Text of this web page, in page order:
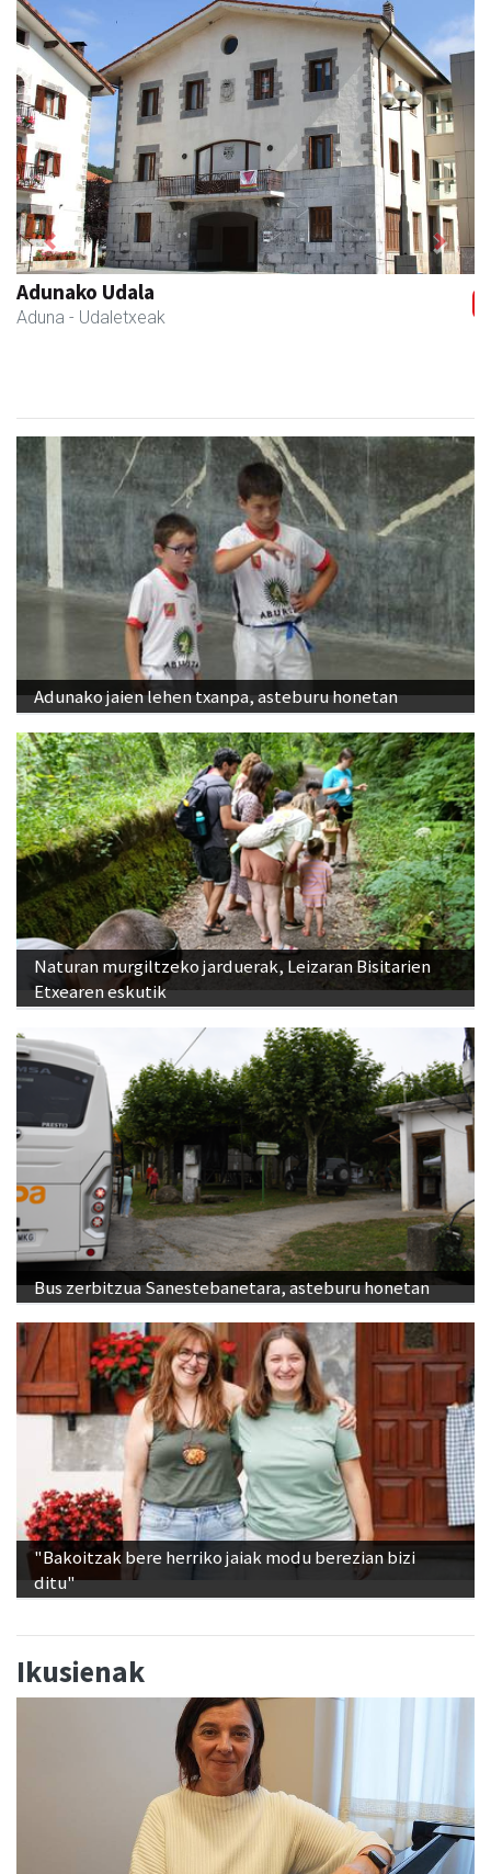
Kiwi Corner English
Andoain - Akademiak
Previous Next
Adunako jaien lehen txanpa, asteburu honetan
Naturan murgiltzeko jarduerak, Leizaran Bisitarien
Etxearen eskutik
Bus zerbitzua Sanestebanetara, asteburu honetan
"Bakoitzak bere herriko jaiak modu berezian bizi
ditu"
Ikusienak